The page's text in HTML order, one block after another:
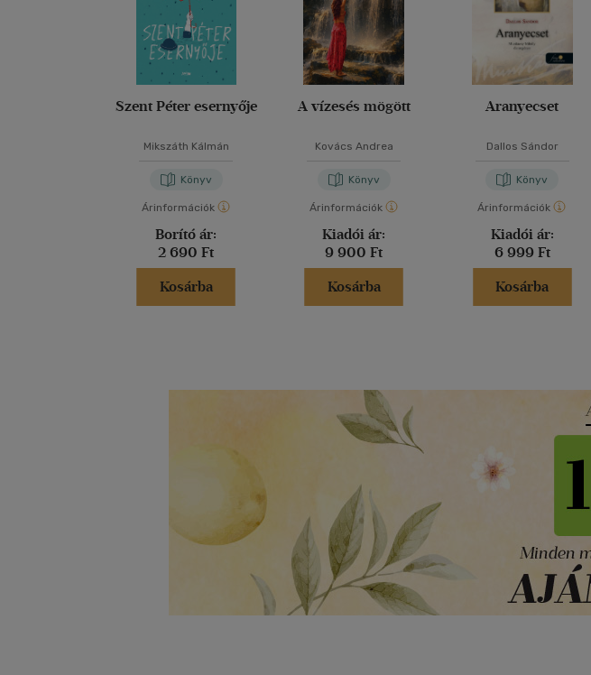
Szent Péter esernyője
Mikszáth Kálmán
Könyv
Árinformációk
Borító ár:
2 690 Ft
Kosárba
A vízesés mögött
Kovács Andrea
Könyv
Árinformációk
Kiadói ár:
9 900 Ft
Kosárba
Aranyecset
Dallos Sándor
Könyv
Árinformációk
Kiadói ár:
6 999 Ft
Kosárba